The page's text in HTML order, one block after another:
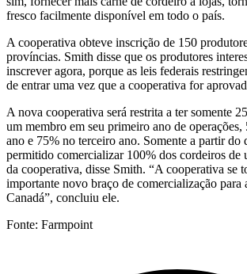
fresco facilmente disponível em todo o país.
A cooperativa obteve inscrição de 150
províncias. Smith disse que os produtores
inscrever agora, porque as leis federais
de entrar uma vez que a cooperativa for
A nova cooperativa será restrita a ter somente
um membro em seu primeiro ano de
ano e 75% no terceiro ano. Somente a partir do
permitido comercializar 100% dos cordeiros de
da cooperativa, disse Smith. “A cooperativa se
importante novo braço de comercialização para
Canadá”, concluiu ele.
Fonte: Farmpoint